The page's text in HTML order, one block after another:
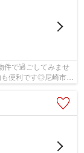
件で過ごしてみませ
便利です◎尼崎市や